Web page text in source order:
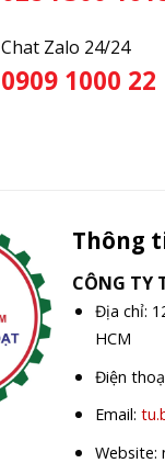
Chat Zalo 24/24
0909 1000 22
Thông
CÔNG TY
Địa chỉ:
HCM
Điện
Email:
Website: